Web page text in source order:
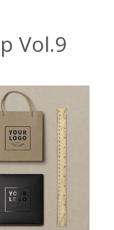
Vol.9